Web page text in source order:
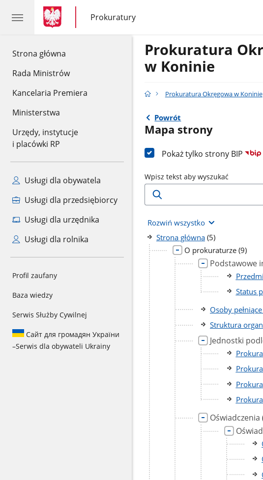
Strona główna
Rada Ministrów
Kancelaria Premiera
Ministerstwa
Urzędy, instytucje
i placówki RP
Usługi dla obywatela
Usługi dla przedsiębiorcy
Usługi dla urzędnika
Usługi dla rolnika
Profil zaufany
Baza wiedzy
Serwis Służby Cywilnej
Сайт для громадян України
–Serwis dla obywateli Ukrainy
gov.pl
gov.pl
Prokuratury
gov.pl
Prokuratury
Prokuratura
w Koninie
Prokuratura Okręgowa w Koninie
Powrót
Mapa strony
Pokaż tylko strony BIP
Wpisz tekst aby wyszukać
Rozwiń wszystko
Strona główna liczba
podstron
(5)
O prokuraturze liczba
(9)
Podstawowe
Status
Osoby
Struktura
Jednostki
Oświadczenia